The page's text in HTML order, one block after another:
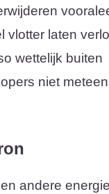
vlotter laten
wettelijk buiten
niet
andere